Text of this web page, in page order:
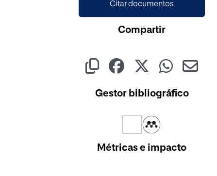
Citar documentos
Compartir
Gestor bibliográfico
Métricas e impacto